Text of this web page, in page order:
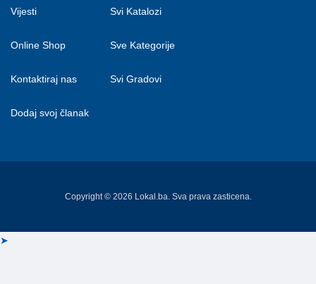
Vijesti
Online Shop
Kontaktiraj nas
Dodaj svoj članak
Svi Katalozi
Sve Kategorije
Svi Gradovi
Copyright © 2026 Lokal.ba. Sva prava zasticena.
➤